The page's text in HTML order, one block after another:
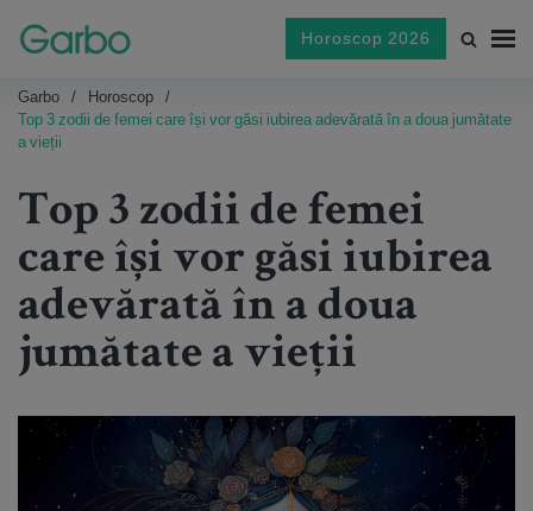
Horoscop 2026
Garbo
Horoscop
Top 3 zodii de femei care își vor găsi iubirea adevărată în a doua jumătate
a vieții
Top 3 zodii de femei
care își vor găsi iubirea
adevărată în a doua
jumătate a vieții